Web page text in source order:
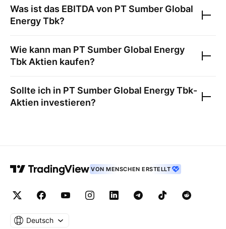
Was ist das EBITDA von PT Sumber Global
Energy Tbk?
Wie kann man PT Sumber Global Energy
Tbk Aktien kaufen?
Sollte ich in PT Sumber Global Energy Tbk-
Aktien investieren?
VON MENSCHEN ERSTELLT
Deutsch